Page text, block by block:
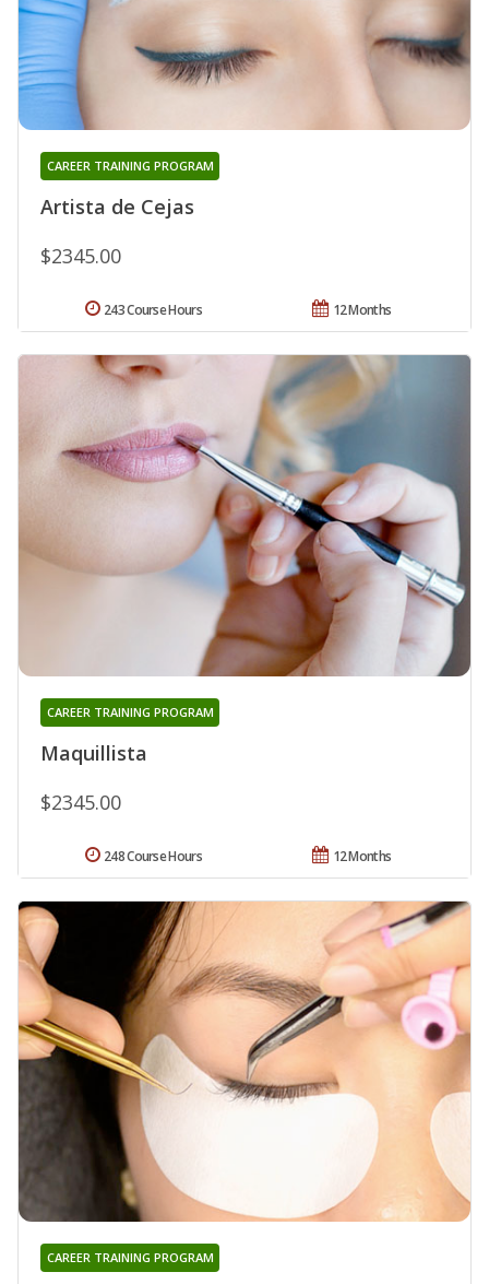
Artista de Cejas
CAREER TRAINING PROGRAM
$2345.00
12 Months
243 Course Hours
Maquillista
CAREER TRAINING PROGRAM
$2345.00
12 Months
248 Course Hours
CAREER TRAINING PROGRAM